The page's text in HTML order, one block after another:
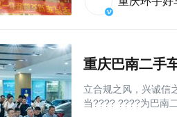
立合规之风，兴诚信
当???? ????为巴南